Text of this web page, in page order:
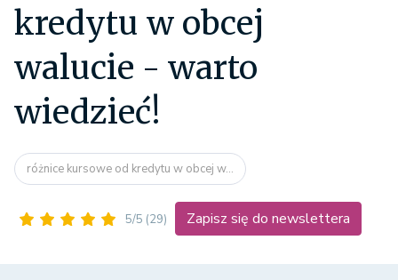
kredytu w obcej
walucie - warto
wiedzieć!
różnice kursowe od kredytu w obcej w...
5/5 (29) Zapisz się do newslettera